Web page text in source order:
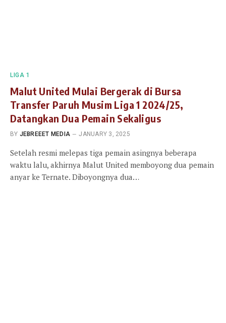
LIGA 1
Malut United Mulai Bergerak di Bursa
Transfer Paruh Musim Liga 1 2024/25,
Datangkan Dua Pemain Sekaligus
BY JEBREEET MEDIA JANUARY 3, 2025
Setelah resmi melepas tiga pemain asingnya beberapa
waktu lalu, akhirnya Malut United memboyong dua pemain
anyar ke Ternate. Diboyongnya dua…